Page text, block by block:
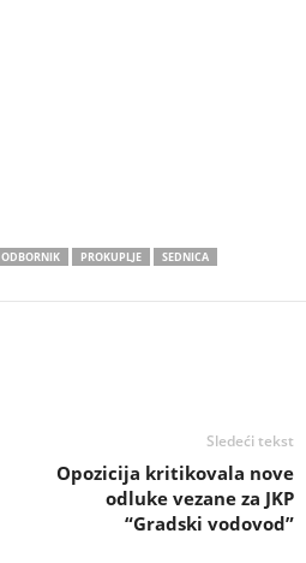
ODBORNIK PROKUPLJE
SEDNICA
Sledeći tekst
Opozicija kritikovala nove
odluke vezane za JKP
“Gradski vodovod”